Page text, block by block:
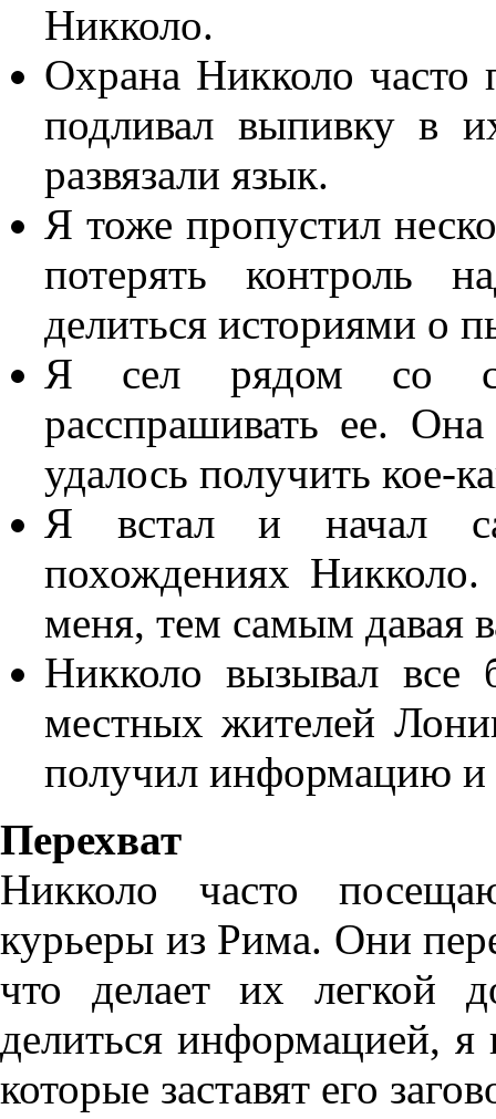
Никколо.
Охрана Никколо часто
подливал выпивку в
развязали язык.
Я тоже пропустил
потерять контроль
делиться историями о
Я сел рядом со
расспрашивать ее.
удалось получить
Я встал и начал
похождениях Никколо.
меня, тем самым давая
Никколо вызывал все
местных жителей
получил информацию и
Перехват
Никколо часто
курьеры из Рима. Они
что делает их легкой
делиться информацией,
которые заставят его